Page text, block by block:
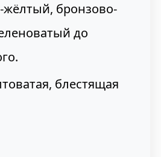
жёлтый, бронзово-
до
блестящая